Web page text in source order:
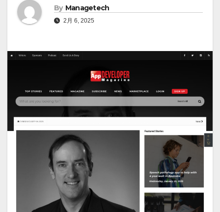
By Managetech
2月 6, 2025